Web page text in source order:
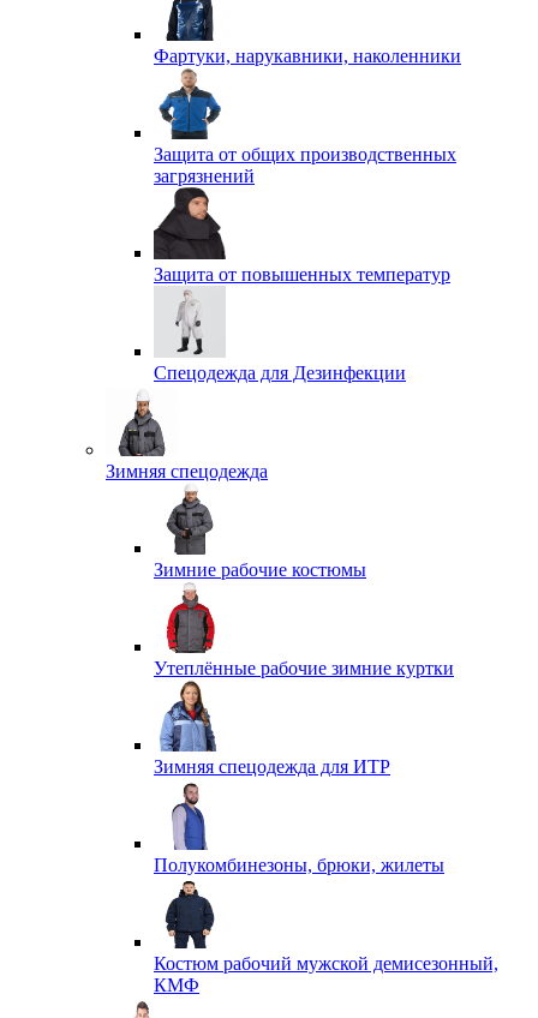
Фартуки, нарукавники, наколенники
Защита от общих производственных
загрязнений
Защита от повышенных температур
Спецодежда для Дезинфекции
Зимняя спецодежда
Зимние рабочие костюмы
Утеплённые рабочие зимние куртки
Зимняя спецодежда для ИТР
Полукомбинезоны, брюки, жилеты
Костюм рабочий мужской демисезонный,
КМФ